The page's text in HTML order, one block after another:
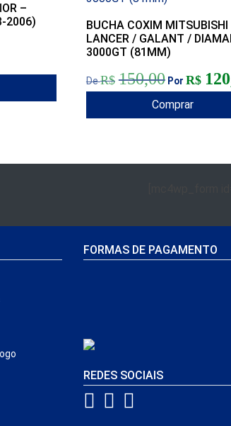
–
2006)
BUCHA COXIM MITSUBISHI
LANCER / GALANT /
3000GT (81MM)
DeR$ 150,00 O preço
Por R$
Comprar
FORMAS DE PAGAMENTO
REDES SOCIAIS